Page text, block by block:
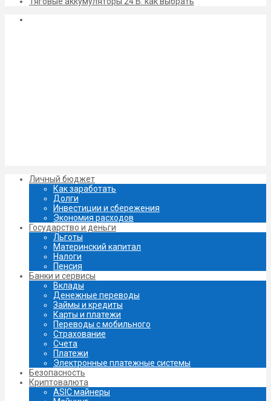
Личный бюджет
Как заработать
Долги
Инвестиции и сбережения
Экономия расходов
Государство и деньги
Льготы
Материнский капитал
Налоги
Пенсия
Банки и сервисы
Вклады
Денежные переводы
Займы и кредиты
Карты и платежи
Переводы с мобильного
Страхование
Счета
Платежи
Электронные платежные системы
Безопасность
Криптовалюта
ASIC майнеры